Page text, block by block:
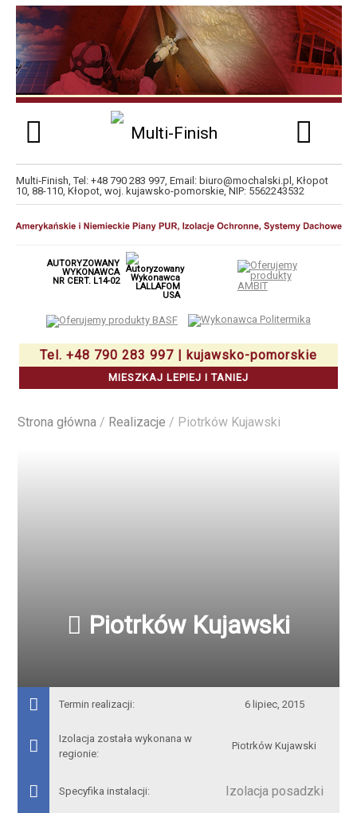
Multi-Finish , Tel: +48 790 283 997, Email: biuro@mochalski.pl
Kłopot
10, 88-110, Kłopot, woj. kujawsko-pomorskie, NIP: 5562243532
Tel. +48 790 283 997 | kujawsko-pomorskie
MIESZKAJ LEPIEJ I TANIEJ
AUTORYZOWANY
WYKONAWCA
NR CERT. L14-02
Strona główna / Realizacje / Piotrków Kujawski
Piotrków Kujawski
Termin realizacji: 6 lipiec, 2015
Izolacja została wykonana w
regionie:
Piotrków Kujawski
Specyfika instalacji: Izolacja posadzki